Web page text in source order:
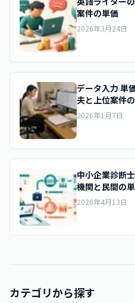
案件の単価
2026年3月24日
データ入力 単
夫と上位案件
2026年1月7日
中小企業診断
機関と民間の
2026年4月13日
カテゴリから探す